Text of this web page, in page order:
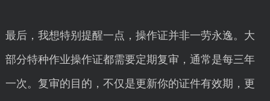
最后，我想特别提醒一点，操作证并非一劳永逸。大
部分特种作业操作证都需要定期复审，通常是每三年
一次。复审的目的，不仅是更新你的证件有效期，更